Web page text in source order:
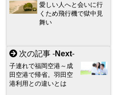
愛しい人へと会いに行
くため飛行機で獄中見
舞い
次の記事 -Next-
子連れで福岡空港～成
田空港で帰省。羽田空
港利用との違いとは